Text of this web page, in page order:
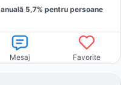
anuală 5,7% pentru persoane
Mesaj Favorite